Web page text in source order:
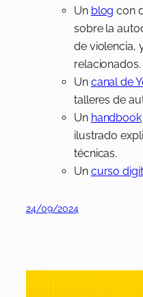
Un blog con
sobre la
de violencia,
relacionados.
Un canal de
talleres de
Un handbook
ilustrado
técnicas.
Un curso
24/09/2024